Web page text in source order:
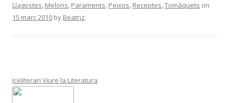
Llagostes, Melons, Paraments, Peixos, Receptes,Tomàquets on
15 març 2010 by Beatriz.
Iceliterari Viure la Literatura